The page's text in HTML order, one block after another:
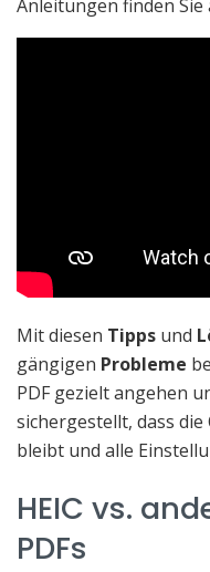
Anleitungen finden Sie
Mit diesen Tipps und
gängigen Probleme
PDF gezielt angehen
sichergestellt, dass
bleibt und alle
HEIC vs.
PDFs